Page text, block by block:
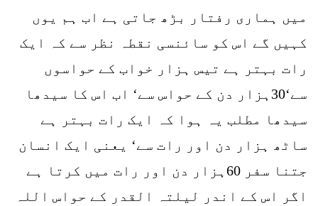
میں ہماری رفتار بڑھ جاتی ہے اب ہم یوں
کہیں گے اس کو سائنسی نقطہ نظر سے کہ ایک
رات بہتر ہے تیس ہزار خواب کے حواسوں
سے‘30ہزار دن کے حواس سے‘ اب اس کا سیدھا
سیدھا مطلب یہ ہوا کہ ایک رات بہتر ہے
ساٹھ ہزار دن اور رات سے‘ یعنی ایک انسان
جتنا سفر 60ہزار دن اور رات میں کرتا ہے
اگر اس کے اندر لیلتہ القدر کے حواس اللہ